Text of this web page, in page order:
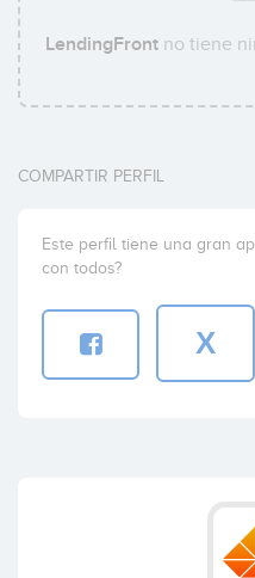
LendingFrontno tiene
COMPARTIR PERFIL
Este perfil tiene una gran
con todos?
X